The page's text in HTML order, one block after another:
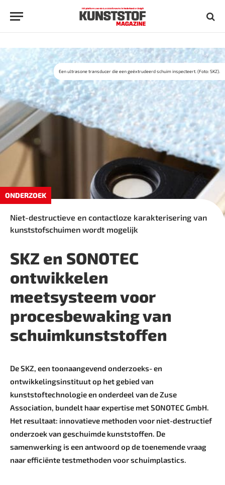
ONDERZOEK
Een ultrasone transducer die een geëxtrudeerd schuim inspecteert. (Foto: SKZ).
Niet-destructieve en contactloze karakterisering van
kunststofschuimen wordt mogelijk
SKZ en SONOTEC
ontwikkelen
meetsysteem voor
procesbewaking van
schuimkunststoffen
De SKZ, een toonaangevend onderzoeks- en
ontwikkelingsinstituut op het gebied van
kunststoftechnologie en onderdeel van de Zuse
Association, bundelt haar expertise met SONOTEC GmbH.
Het resultaat: innovatieve methoden voor niet-destructief
onderzoek van geschuimde kunststoffen. De
samenwerking is een antwoord op de toenemende vraag
naar efficiënte testmethoden voor schuimplastics.